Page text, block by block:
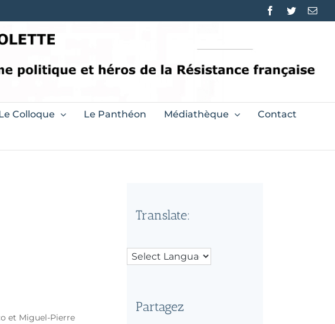
Facebook
Twitter
Colloque Le Panthéon Médiathèque Contact
et Miguel-Pierre
Translate:
Partagez